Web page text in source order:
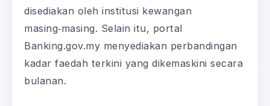
disediakan oleh institusi kewangan
masing‑masing. Selain itu, portal
Banking.gov.my menyediakan perbandingan
kadar faedah terkini yang dikemaskini secara
bulanan.